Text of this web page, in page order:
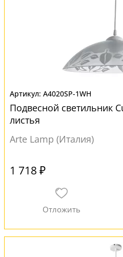
A4020SP-1WH
Подвесной светильник
листья
Arte Lamp (Италия)
1 718 ₽